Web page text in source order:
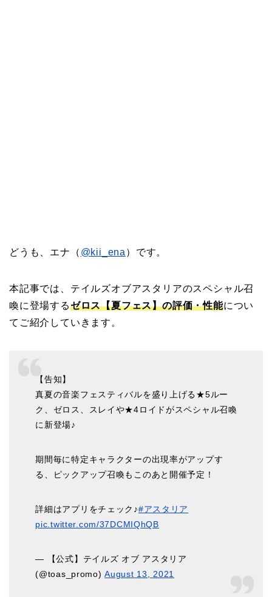
どうも、エナ（ @kii_ena ）です。
本記事では、テイルズオブアスタリアのスペシャル召
喚に登場するゼロス【夏フェス】の評価・性能につい
てご紹介していきます。
【告知】
真夏の音楽フェスティバルを盛り上げる★5ルー
ク、ゼロス、スレイや★4ロイドがスペシャル召喚
に新登場♪
期間毎に特定キャラクターの出現率がアップす
る、ピックアップ召喚もこのあと開催予定！
詳細はアプリをチェック♪#アスタリア
pic.twitter.com/37DCMIQhQB
— 【公式】テイルズ オブ アスタリア
(@toas_promo)August 13, 2021